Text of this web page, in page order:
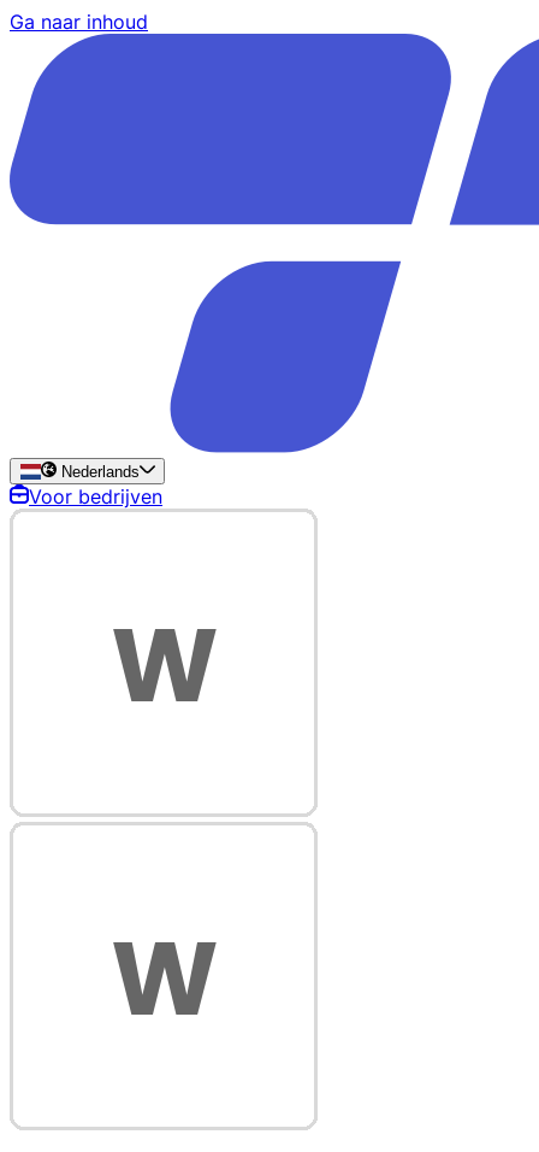
Ga naar inhoud
Nederlands
Voor bedrijven